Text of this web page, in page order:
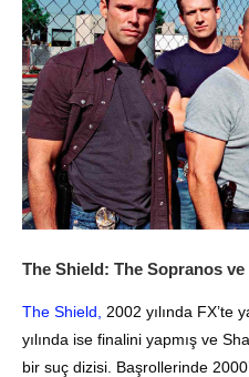
The Shield: The Sopranos ve
The Shield,
2002 yılında FX’te
yılında ise finalini yapmış ve
bir suç dizisi. Başrollerinde